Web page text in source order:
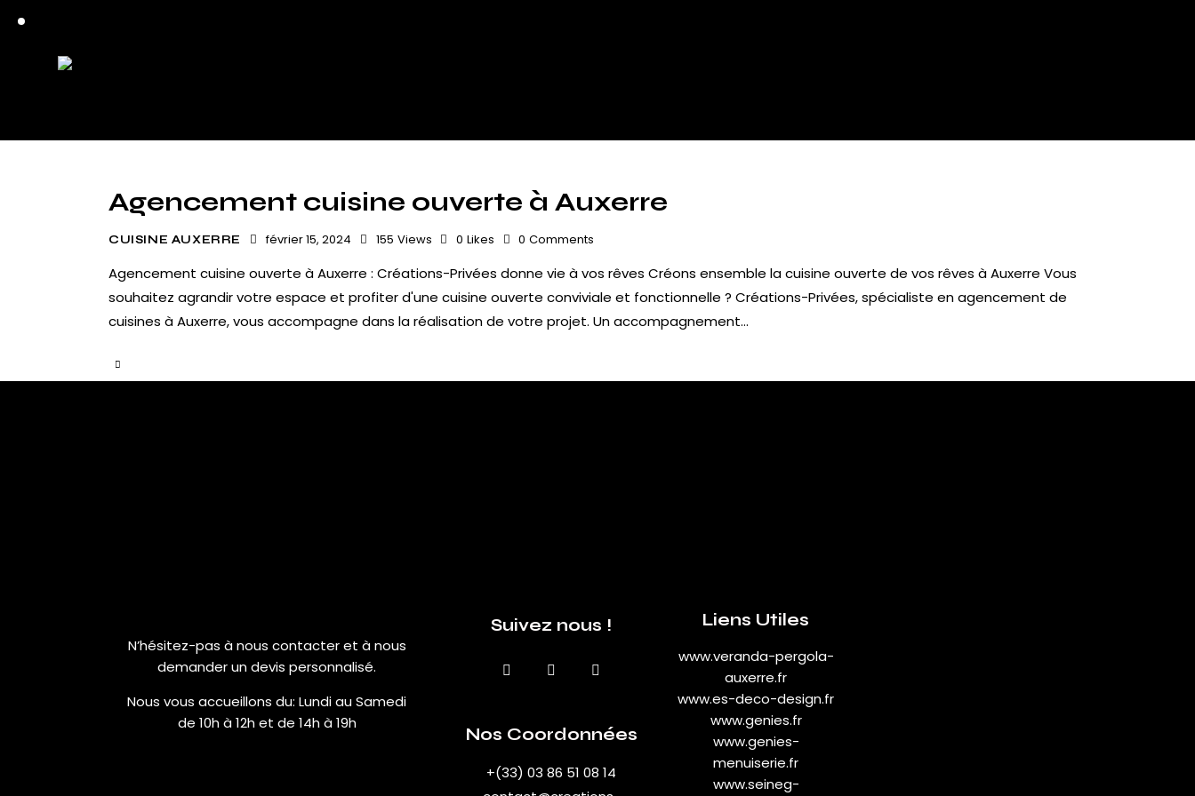
Agencement cuisine ouverte à Auxerre
CUISINE AUXERRE février 15, 2024 155 Views 0 Likes 0 Comments
Agencement cuisine ouverte à Auxerre : Créations-Privées donne vie à vos rêves Créons ensemble la cuisine ouverte de vos rêves à Auxerre Vous
souhaitez agrandir votre espace et profiter d'une cuisine ouverte conviviale et fonctionnelle ? Créations-Privées, spécialiste en agencement de
cuisines à Auxerre, vous accompagne dans la réalisation de votre projet. Un accompagnement…
N’hésitez-pas à nous contacter et à nous
demander un devis personnalisé.
Nous vous accueillons du: Lundi au Samedi
de 10h à 12h et de 14h à 19h
Suivez nous !
Nos Coordonnées
+(33) 03 86 51 08 14
Liens Utiles
www.veranda-pergola-
auxerre.fr
www.es-deco-design.fr
www.genies.fr
www.genies-
menuiserie.fr
www.seineg-